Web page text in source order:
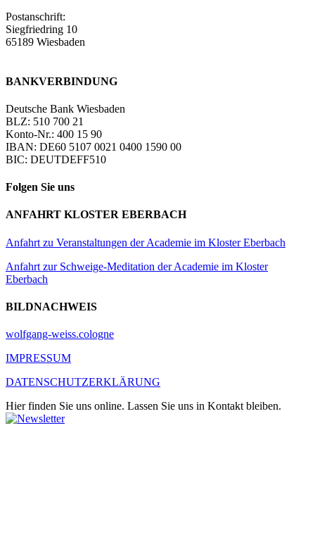
Postanschrift:
Siegfriedring 10
65189 Wiesbaden
BANKVERBINDUNG
Deutsche Bank Wiesbaden
BLZ: 510 700 21
Konto-Nr.: 400 15 90
IBAN: DE60 5107 0021 0400 1590 00
BIC: DEUTDEFF510
Folgen Sie uns
ANFAHRT KLOSTER EBERBACH
Anfahrt zu Veranstaltungen der Academie im Kloster Eberbach
Anfahrt zur Schweige-Meditation der Academie im Kloster
Eberbach
BILDNACHWEIS
wolfgang-weiss.cologne
IMPRESSUM
DATENSCHUTZERKLÄRUNG
Hier finden Sie uns online. Lassen Sie uns in Kontakt bleiben.
LinkedIn
Xing
Facebook
Instagram
YouTube
Newsletter
E-